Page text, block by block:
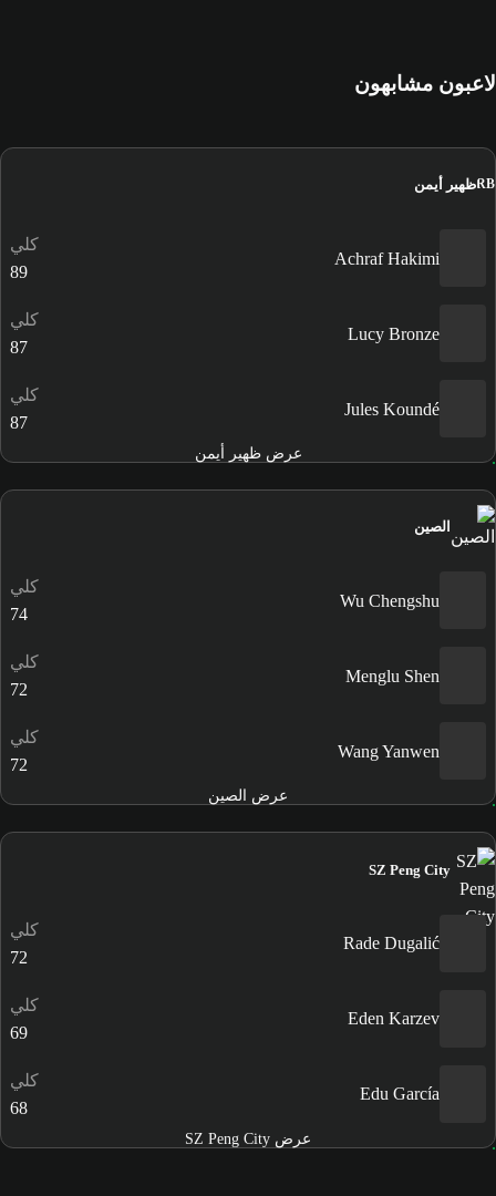
لاعبون مشابهون
RBظهير أيمن
Achraf Hakimi
كلي
89
Lucy Bronze
كلي
87
Jules Koundé
كلي
87
عرض ظهير أيمن
الصين
Wu Chengshu
كلي
74
Menglu Shen
كلي
72
Wang Yanwen
كلي
72
عرض الصين
SZ Peng City
Rade Dugalić
كلي
72
Eden Karzev
كلي
69
Edu García
كلي
68
عرض SZ Peng City